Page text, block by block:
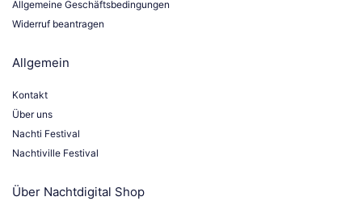
Allgemeine Geschäftsbedingungen
Widerruf beantragen
Allgemein
Kontakt
Über uns
Nachti Festival
Nachtiville Festival
Über Nachtdigital Shop